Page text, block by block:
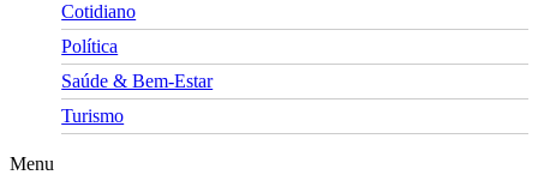
Cotidiano
Política
Saúde & Bem-Estar
Turismo
Menu